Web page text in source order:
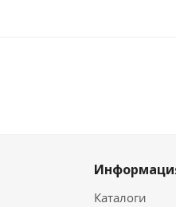
Каталоги